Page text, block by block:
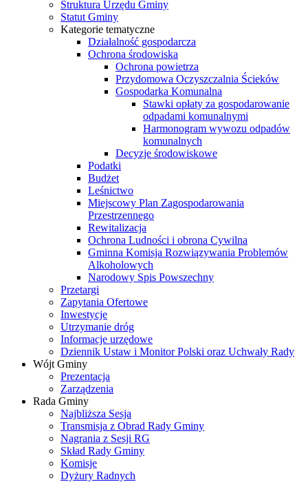
Struktura Urzędu Gminy
Statut Gminy
Kategorie tematyczne
Działalność gospodarcza
Ochrona środowiska
Ochrona powietrza
Przydomowa Oczyszczalnia Ścieków
Gospodarka Komunalna
Stawki opłaty za gospodarowanie
odpadami komunalnymi
Harmonogram wywozu odpadów
komunalnych
Decyzje środowiskowe
Podatki
Budżet
Leśnictwo
Miejscowy Plan Zagospodarowania
Przestrzennego
Rewitalizacja
Ochrona Ludności i obrona Cywilna
Gminna Komisja Rozwiązywania Problemów
Alkoholowych
Narodowy Spis Powszechny
Przetargi
Zapytania Ofertowe
Inwestycje
Utrzymanie dróg
Informacje urzędowe
Dziennik Ustaw i Monitor Polski oraz Uchwały Rady
Wójt Gminy
Prezentacja
Zarządzenia
Rada Gminy
Najbliższa Sesja
Transmisja z Obrad Rady Gminy
Nagrania z Sesji RG
Skład Rady Gminy
Komisje
Dyżury Radnych